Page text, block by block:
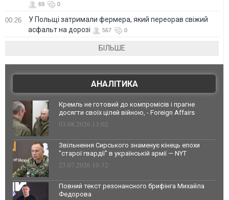
69 0
00:26
У Польщі затримали фермера, який переорав свіжий
асфальт на дорозі
567 0
БІЛЬШЕ
АНАЛІТИКА
Кремль не готовий до компромісів і прагне
досягти своїх цілей війною, - Foreign Affairs
03.08.2026 13:02
Звільнення Сирського знаменує кінець епохи
"старої гвардії" в українській армії — NYT
23.07.2026 10:32
Повний текст резонансного брифінга Михайла
Федорова